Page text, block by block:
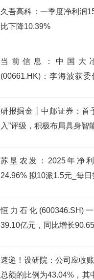
久吾高科：一季度净利润
比下降10.39%
当前信息：中国大
(00661.HK)：李海波获
研报掘金丨中邮证券：首
入”评级，积极布局具身智
苏垦农发：2025年净
24.96% 拟10派1.5元_每日
恒力石化(600346.SH)
39.10亿元，同比增长
速递！设研院：公司应收
总额的比例为43.04%，其